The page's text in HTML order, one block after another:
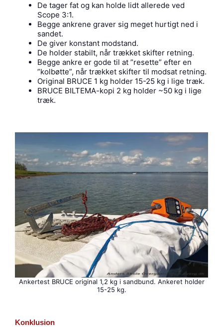
De tager fat og kan holde lidt allerede ved
Scope 3:1.
Begge ankrene graver sig meget hurtigt ned i
sandet.
De giver konstant modstand.
De holder stabilt, når trækket skifter retning.
Begge ankre er gode til at ”resette” efter en
”kolbøtte”, når trækket skifter til modsat retning.
Original BRUCE 1 kg holder 15-25 kg i lige træk.
BRUCE BILTEMA-kopi 2 kg holder ~50 kg i lige
træk.
Ankertest BRUCE original 1,2 kg i sandbund. Ankeret holder
15-25 kg.
Konklusion